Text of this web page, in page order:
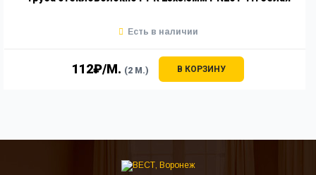
112₽/М. (2 М.) В КОРЗИНУ
Есть в наличии